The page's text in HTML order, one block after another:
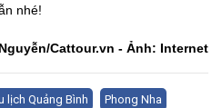
nhé!
Cattour.vn - Ảnh: Internet
lịch Quảng Bình
Phong Nha